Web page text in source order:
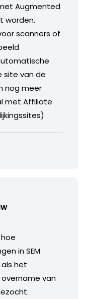
Augmented
worden.
scanners of
site van de
nog meer
met Affiliate
in SEM
het
van